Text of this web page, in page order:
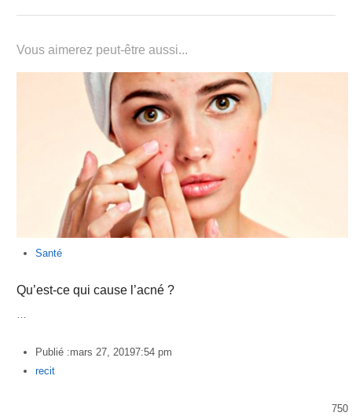
Vous aimerez peut-être aussi...
Santé
Qu’est-ce qui cause l’acné ?
Publié :mars 27, 20197:54 pm
Author
recit
750